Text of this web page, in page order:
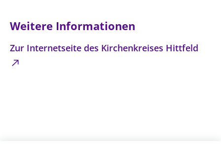
Weitere Informationen
Zur Internetseite des Kirchenkreises Hittfeld